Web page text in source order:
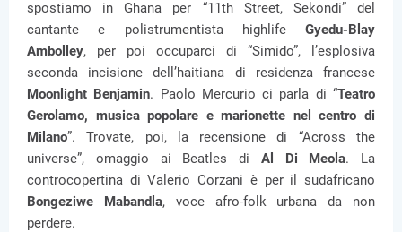
spostiamo in Ghana per “11th Street, Sekondi” del
cantante e polistrumentista highlife Gyedu-Blay
Ambolley, per poi occuparci di “Simido”, l’esplosiva
seconda incisione dell’haitiana di residenza francese
Moonlight Benjamin. Paolo Mercurio ci parla di “Teatro
Gerolamo, musica popolare e marionette nel centro di
Milano”. Trovate, poi, la recensione di “Across the
universe”, omaggio ai Beatles di Al Di Meola. La
controcopertina di Valerio Corzani è per il sudafricano
Bongeziwe Mabandla, voce afro-folk urbana da non
perdere.